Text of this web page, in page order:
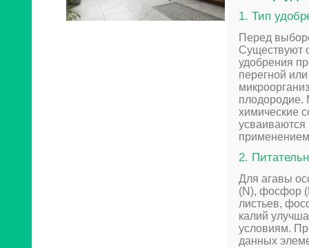
1. Тип
Перед
Существуют
удобрения
перегной
плодородие.
химические
2.
Для агавы
(N), фосфор
листьев,
калий
условиям.
данных